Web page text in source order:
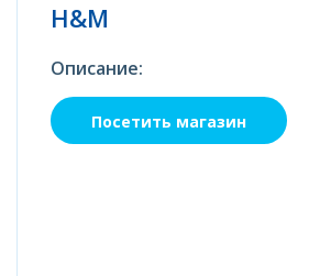
H&M
Описание:
Посетить магазин